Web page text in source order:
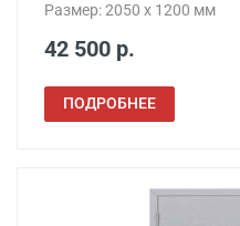
Размер: 2050 x 1200 мм
42 500 р.
ПОДРОБНЕЕ